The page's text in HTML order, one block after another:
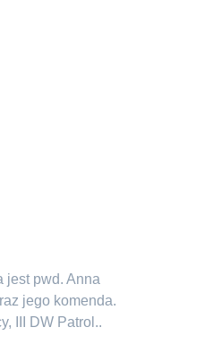
jest pwd. Anna
jego komenda.
III DW Patrol..